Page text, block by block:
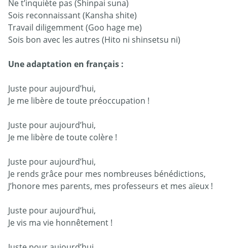
Ne t’inquiète pas (Shinpai suna)
Sois reconnaissant (Kansha shite)
Travail diligemment (Goo hage me)
Sois bon avec les autres (Hito ni shinsetsu ni)
Une adaptation en français :
Juste pour aujourd’hui,
Je me libère de toute préoccupation !
Juste pour aujourd’hui,
Je me libère de toute colère !
Juste pour aujourd’hui,
Je rends grâce pour mes nombreuses bénédictions,
J’honore mes parents, mes professeurs et mes aïeux !
Juste pour aujourd’hui,
Je vis ma vie honnêtement !